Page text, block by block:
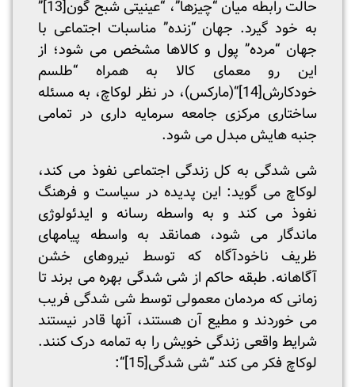
حالت رابطه میان “چیزها”، “عینیتی شبح گون[13]
”
به خود گیرد. جهان “زنده” مناسبات اجتماعی با
جهان “مرده” پول و کالاها مشخص می شود؛ از
این رو معمای کالا به همراه “طلسم
خودکارش[14]
“(مارکس)، در نظر لوکاچ، به مسئله
ساختاری مرکزی جامعه سرمایه داری در تمامی
جنبه هایش مبدل می شود.
شی شدگی به کل زندگی اجتماعی نفوذ می کند،
لوکاچ می گوید: این پدیده در سیاست و فرهنگ
نفوذ می کند و به واسطه رسانه و ایدئولوژی
ماندگار می شود، همانقد به واسطه پیامهای
ظریف ناخودآگاه که توسط نیروهای خشن
آگاهانه. طبقه حاکم از شی شدگی بهره می برند تا
زمانی که مردمان معمولی توسط شی شدگی فریب
می خوردند و مطیع آن هستند، آنها قادر نیستند
شرایط واقعی زندگی خویش را به تمامه درک کنند.
لوکاچ فکر می کند “شی شدگی[15]
“: